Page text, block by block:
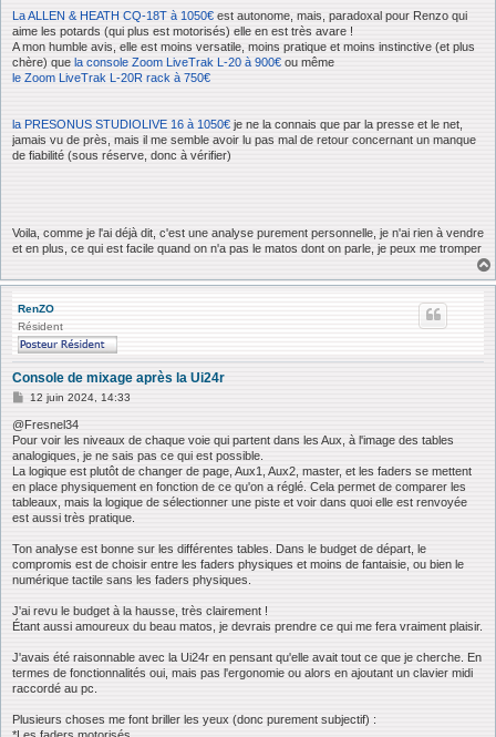
La ALLEN & HEATH CQ-18T à 1050€ est autonome, mais, paradoxal pour Renzo qui
aime les potards (qui plus est motorisés) elle en est très avare !
A mon humble avis, elle est moins versatile, moins pratique et moins instinctive (et plus
chère) que la console Zoom LiveTrak L-20 à 900€ ou même
le Zoom LiveTrak L-20R rack à 750€
la PRESONUS STUDIOLIVE 16 à 1050€ je ne la connais que par la presse et le net,
jamais vu de près, mais il me semble avoir lu pas mal de retour concernant un manque
de fiabilité (sous réserve, donc à vérifier)
Voila, comme je l'ai déjà dit, c'est une analyse purement personnelle, je n'ai rien à vendre
et en plus, ce qui est facile quand on n'a pas le matos dont on parle, je peux me tromper
RenZO
Résident
Console de mixage après la Ui24r
M
s
s
g
e
12 juin 2024, 14:33
@Fresnel34
Pour voir les niveaux de chaque voie qui partent dans les Aux, à l'image des tables
analogiques, je ne sais pas ce qui est possible.
La logique est plutôt de changer de page, Aux1, Aux2, master, et les faders se mettent
en place physiquement en fonction de ce qu'on a réglé. Cela permet de comparer les
tableaux, mais la logique de sélectionner une piste et voir dans quoi elle est renvoyée
est aussi très pratique.
Ton analyse est bonne sur les différentes tables. Dans le budget de départ, le
compromis est de choisir entre les faders physiques et moins de fantaisie, ou bien le
numérique tactile sans les faders physiques.
J'ai revu le budget à la hausse, très clairement !
Étant aussi amoureux du beau matos, je devrais prendre ce qui me fera vraiment plaisir.
J'avais été raisonnable avec la Ui24r en pensant qu'elle avait tout ce que je cherche. En
termes de fonctionnalités oui, mais pas l'ergonomie ou alors en ajoutant un clavier midi
raccordé au pc.
Plusieurs choses me font briller les yeux (donc purement subjectif) :
*Les faders motorisés.